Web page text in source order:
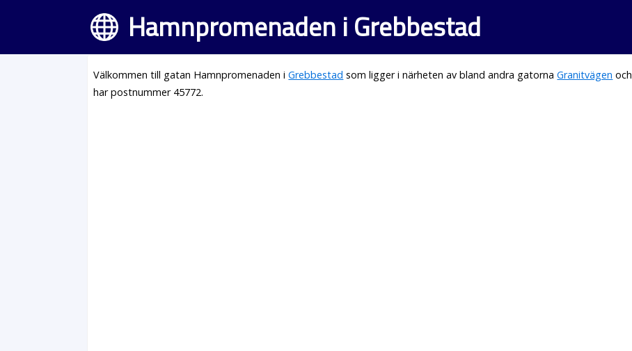
Hamnpromenaden i Grebbestad
Välkommen till gatan Hamnpromenaden iGrebbestad som ligger i närheten av bland andra gatornaGranitvägen och
har postnummer 45772.